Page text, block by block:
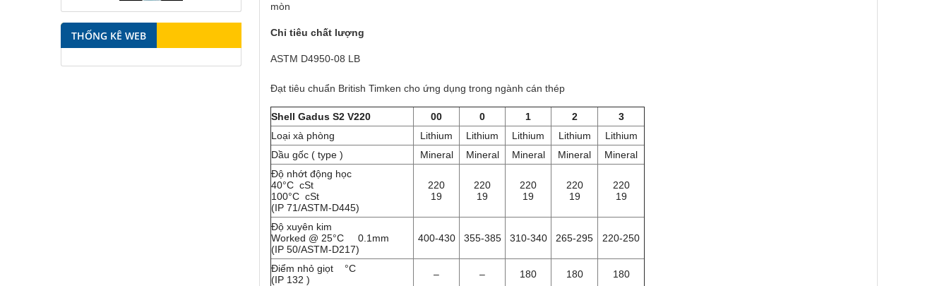
mòn
Chỉ tiêu chất lượng
ASTM D4950-08 LB
Đạt tiêu chuẩn British Timken cho ứng dụng trong ngành cán thép
Shell Gadus S2 V220 00 0 1 2
3
Loại xà phòng
Lithium Lithium Lithium Lithium
Lithium
Dầu gốc ( type )
Mineral Mineral Mineral Mineral
Mineral
Độ nhớt động học
40°C cSt
100°C cSt
(IP 71/ASTM-D445)
220
19
220
19
220
19
220
19
220
19
Độ xuyên kim
Worked @ 25°C 0.1mm
(IP 50/ASTM-D217)
400-430 355-385 310-340 265-295 220-250
Điểm nhỏ giọt °C
(IP 132 )
– – 180 180 180
Falcon S-350 Chất chống gỉ bôi
trơn đa năng – Multipurpose
lubricating antirust agent
Giá khuyến mại: Liên hệ
THỐNG KÊ WEB